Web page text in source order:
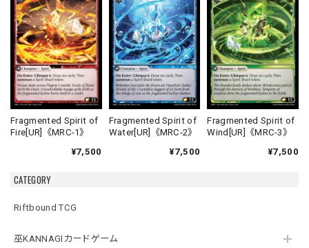
CATEGORY
Riftbound TCG
巫KANNAGIカードゲーム
Fragmented Spirit of
Fire[UR]《MRC-1》
¥7,500
Fragmented Spirit of
Water[UR]《MRC-2》
¥7,500
Fragmented Spirit of
Wind[UR]《MRC-3》
¥7,500